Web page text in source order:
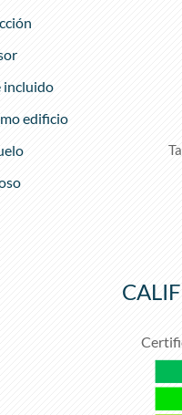
incluido
edificio